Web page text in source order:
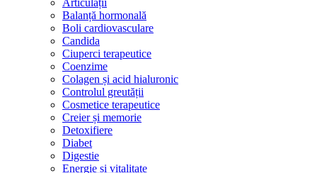
Articulații
Balanță hormonală
Boli cardiovasculare
Candida
Ciuperci terapeutice
Coenzime
Colagen și acid hialuronic
Controlul greutății
Cosmetice terapeutice
Creier și memorie
Detoxifiere
Diabet
Digestie
Energie și vitalitate